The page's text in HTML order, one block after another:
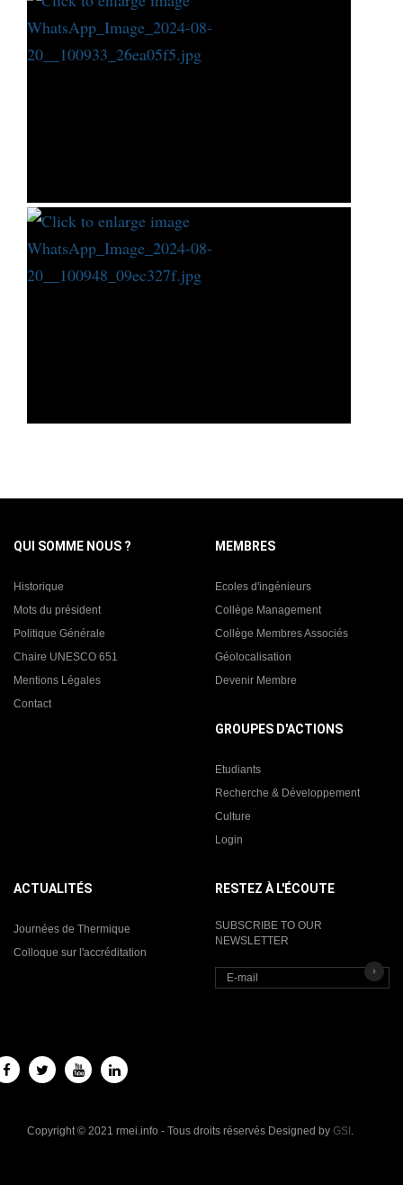
QUI SOMME NOUS ?
Historique
Mots du président
Politique Générale
Chaire UNESCO 651
Mentions Légales
Contact
MEMBRES
Ecoles d'ingénieurs
Collège Management
Collège Membres Associés
Géolocalisation
Devenir Membre
GROUPES D'ACTIONS
Etudiants
Recherche & Développement
Culture
Login
ACTUALITÉS
Journées de Thermique
Colloque sur l'accréditation
RESTEZ À L'ÉCOUTE
SUBSCRIBE TO OUR
NEWSLETTER
Copyright © 2021 rmei.info - Tous droits réservés Designed by GSI